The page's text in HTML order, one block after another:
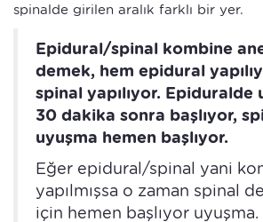
spinalde girilen aralık farklı bir yer.
Epidural/spinal kombine
demek, hem epidural
spinal yapılıyor. Epiduralde
30 dakika sonra başlıyor,
uyuşma hemen başlıyor.
Eğer epidural/spinal yani
yapılmışsa o zaman spinal de
için hemen başlıyor uyuşma.